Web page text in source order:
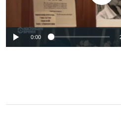
0:00